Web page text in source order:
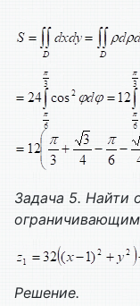
Задача 5. Найти
Решение.